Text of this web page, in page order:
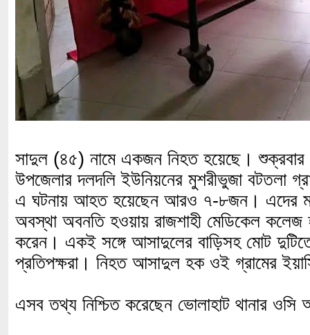
সাদুল (৪৫) নামে একজন নিহত হয়েছে।
উপজেলার দলদলি ইউনিয়নের মুশরীভুজা বটতলা
এ ঘটনায় আহত হয়েছেন আরও ৭-৮জন। এদের
অবস্থা অবনতি হওয়ায় রাজশাহী মেডিকেল কলেজ
করেন। একই সঙ্গে আসাদুলের বাড়িসহ মোট
প্রতিপক্ষরা। নিহত আসাদুল হক ওই গ্রামের
এসব তথ্য নিশ্চিত করেছেন ভোলাহাট থানার ওসি